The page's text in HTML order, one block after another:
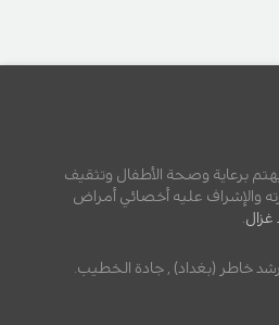
برعاية وصحة الأطفال وتثقيف
والإشراف عليه أخصائي أمراض
غزال.
خاطر (بغداد) , جادة الخطيب.